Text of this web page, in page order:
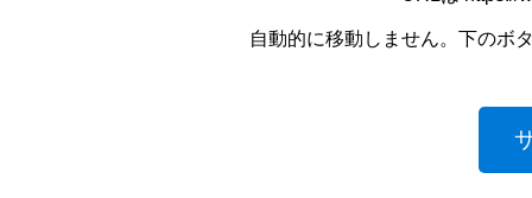
自動的に移動しません。下のボ